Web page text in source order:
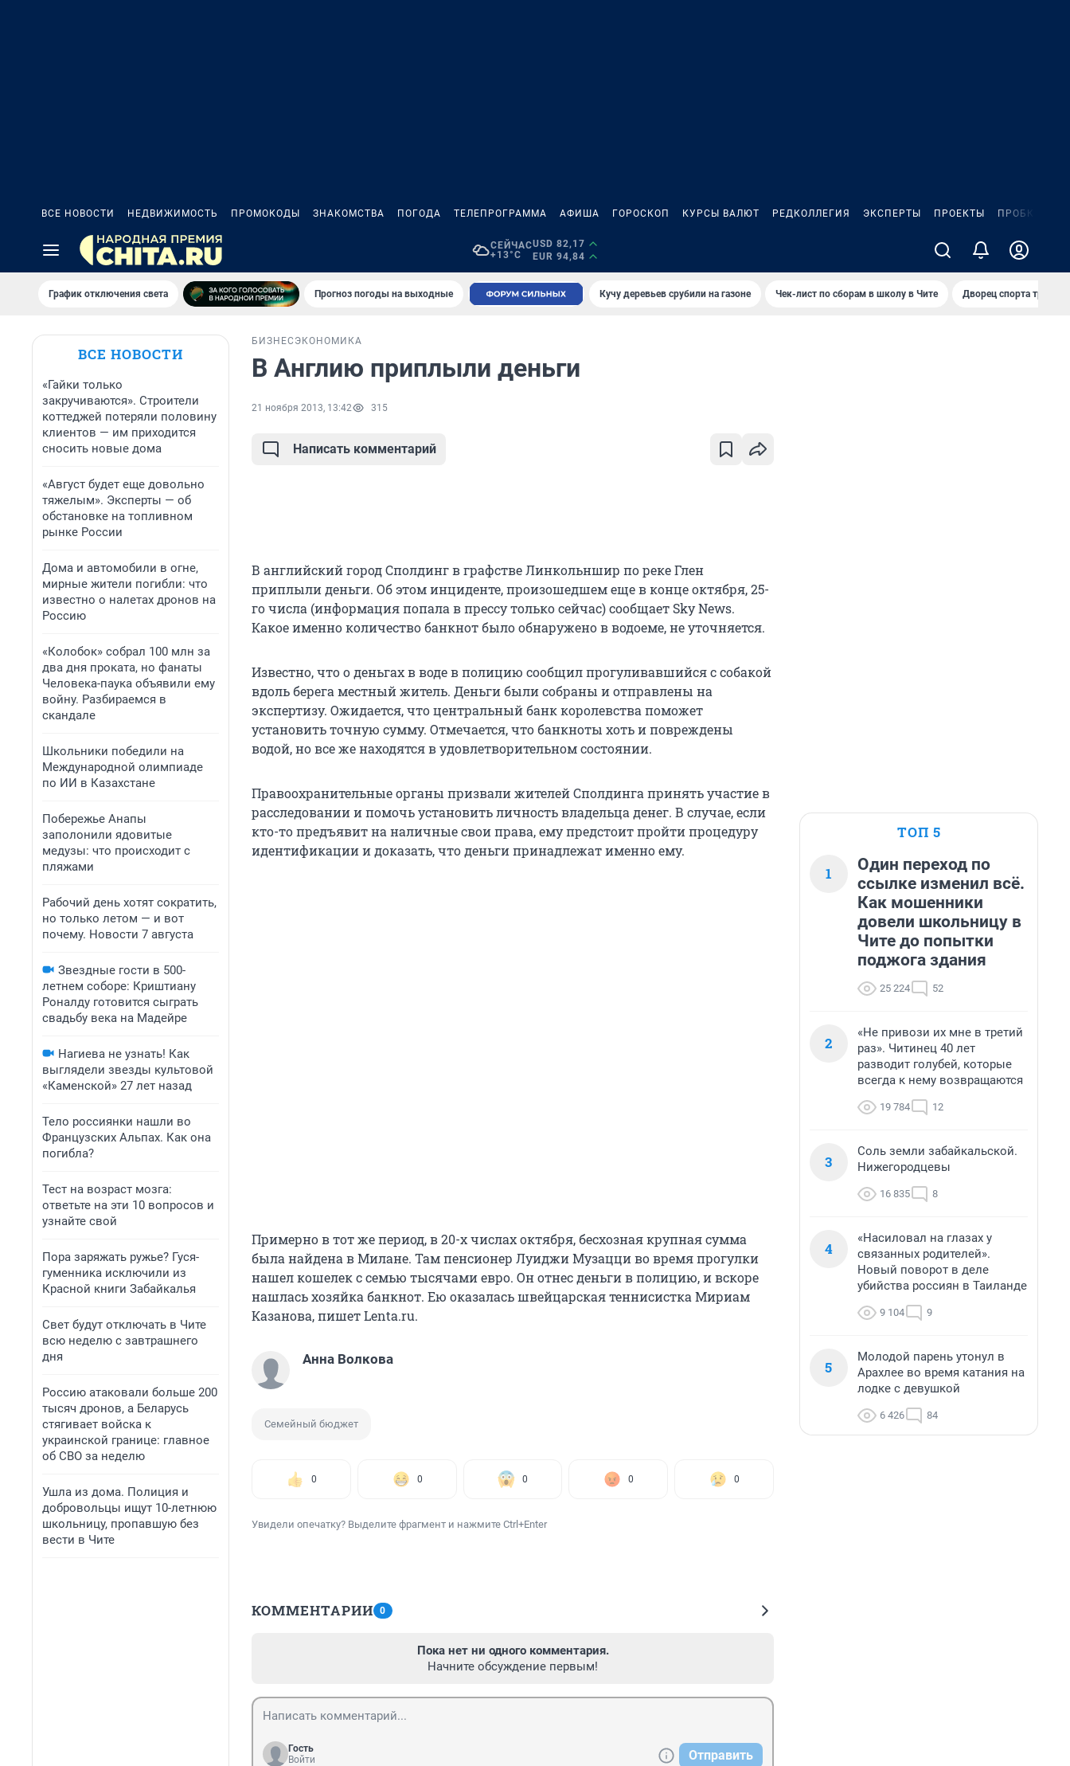
ВСЕ НОВОСТИ НЕДВИЖИМОСТЬ ПРОМОКОДЫ ЗНАКОМСТВА ПОГОДА ТЕЛЕПРОГРАММА АФИША ГОРОСКОП КУРСЫ ВАЛЮТ РЕДКОЛЛЕГИЯ ЭКСПЕРТЫ ПРОЕКТЫ ПРОБКИ
СЕЙЧАС
+13°C
USD 82,17
EUR 94,84
График отключения света Прогноз погоды на выходные Кучу деревьев срубили на газоне Чек-лист по сборам в школу в Чите Дворец спорта
ВСЕ НОВОСТИ
«Гайки только
закручиваются». Строители
коттеджей потеряли половину
клиентов — им приходится
сносить новые дома
«Август будет еще довольно
тяжелым». Эксперты — об
обстановке на топливном
рынке России
Дома и автомобили в огне,
мирные жители погибли: что
известно о налетах дронов на
Россию
«Колобок» собрал 100 млн за
два дня проката, но фанаты
Человека-паука объявили ему
войну. Разбираемся в
скандале
Школьники победили на
Международной олимпиаде
по ИИ в Казахстане
Побережье Анапы
заполонили ядовитые
медузы: что происходит с
пляжами
Рабочий день хотят сократить,
но только летом — и вот
почему. Новости 7 августа
Звездные гости в 500-
летнем соборе: Криштиану
Роналду готовится сыграть
свадьбу века на Мадейре
Нагиева не узнать! Как
выглядели звезды культовой
«Каменской» 27 лет назад
Тело россиянки нашли во
Французских Альпах. Как она
погибла?
Тест на возраст мозга:
ответьте на эти 10 вопросов и
узнайте свой
Пора заряжать ружье? Гуся-
гуменника исключили из
Красной книги Забайкалья
Свет будут отключать в Чите
всю неделю с завтрашнего
дня
Россию атаковали больше 200
тысяч дронов, а Беларусь
стягивает войска к
украинской границе: главное
об СВО за неделю
Ушла из дома. Полиция и
добровольцы ищут 10-летнюю
школьницу, пропавшую без
вести в Чите
БИЗНЕС ЭКОНОМИКА
В Англию приплыли деньги
21 ноября 2013, 13:42 315
Написать комментарий
В английский город Сполдинг в графстве Линкольншир по реке Глен
приплыли деньги. Об этом инциденте, произошедшем еще в конце октября, 25-
го числа (информация попала в прессу только сейчас) сообщает Sky News.
Какое именно количество банкнот было обнаружено в водоеме, не уточняется.
Известно, что о деньгах в воде в полицию сообщил прогуливавшийся с собакой
вдоль берега местный житель. Деньги были собраны и отправлены на
экспертизу. Ожидается, что центральный банк королевства поможет
установить точную сумму. Отмечается, что банкноты хоть и повреждены
водой, но все же находятся в удовлетворительном состоянии.
Правоохранительные органы призвали жителей Сполдинга принять участие в
расследовании и помочь установить личность владельца денег. В случае, если
кто-то предъявит на наличные свои права, ему предстоит пройти процедуру
идентификации и доказать, что деньги принадлежат именно ему.
Примерно в тот же период, в 20-х числах октября, бесхозная крупная сумма
была найдена в Милане. Там пенсионер Луиджи Музацци во время прогулки
нашел кошелек с семью тысячами евро. Он отнес деньги в полицию, и вскоре
нашлась хозяйка банкнот. Ею оказалась швейцарская теннисистка Мириам
Казанова, пишет Lenta.ru.
Анна Волкова
Семейный бюджет
0 0 0 0 0
Увидели опечатку? Выделите фрагмент и нажмите Ctrl+Enter
КОММЕНТАРИИ 0
Пока нет ни одного комментария.
Начните обсуждение первым!
Гость
Войти
Отправить
ТОП 5
1
Один переход по
ссылке изменил всё.
Как мошенники
довели школьницу в
Чите до попытки
поджога здания
25 224 52
2
«Не привози их мне в третий
раз». Читинец 40 лет
разводит голубей, которые
всегда к нему возвращаются
19 784 12
3
Соль земли забайкальской.
Нижегородцевы
16 835 8
4
«Насиловал на глазах у
связанных родителей».
Новый поворот в деле
убийства россиян в Таиланде
9 104 9
5
Молодой парень утонул в
Арахлее во время катания на
лодке с девушкой
6 426 84